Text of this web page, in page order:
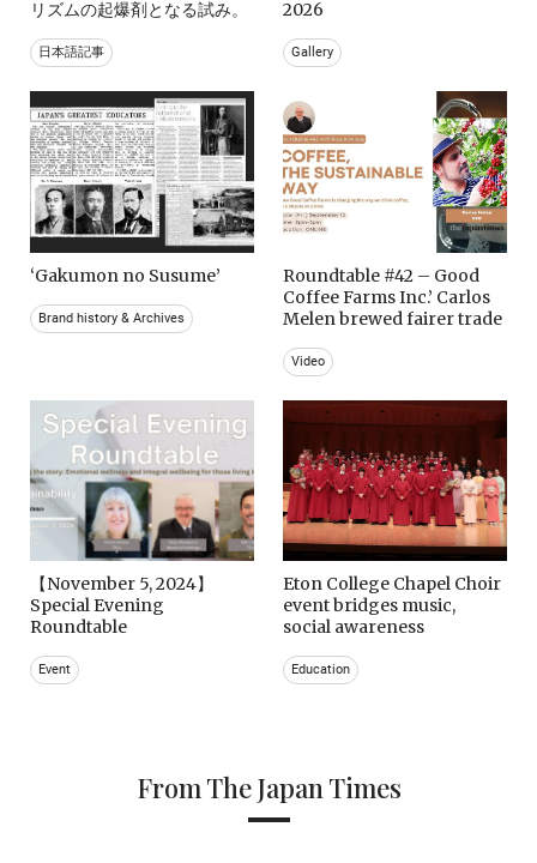
リズムの起爆剤となる試み。
日本語記事
2026
Gallery
‘Gakumon no Susume’
Brand history & Archives
Roundtable #42 – Good
Coffee Farms Inc.’ Carlos
Melen brewed fairer trade
Video
【November 5, 2024】
Special Evening
Roundtable
Event
Eton College Chapel Choir
event bridges music,
social awareness
Education
From The Japan Times